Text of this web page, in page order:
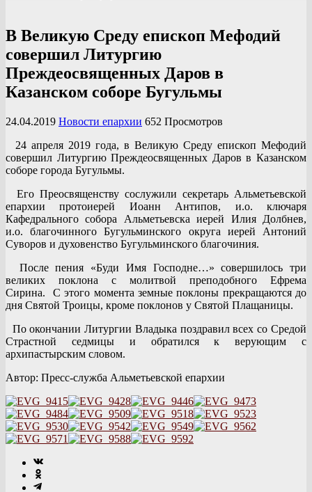
В Великую Среду епископ Мефодий
совершил Литургию
Преждеосвященных Даров в
Казанском соборе Бугульмы
24.04.2019 Новости епархии 652 Просмотров
24 апреля 2019 года, в Великую Среду епископ Мефодий
совершил Литургию Преждеосвященных Даров в Казанском
соборе города Бугульмы.
Его Преосвященству сослужили секретарь Альметьевской
епархии протоиерей Иоанн Антипов, и.о. ключаря
Кафедрального собора Альметьевска иерей Илия Долбнев,
и.о. благочинного Бугульминского округа иерей Антоний
Суворов и духовенство Бугульминского благочиния.
После пения «Буди Имя Господне…» совершилось три
великих поклона с молитвой преподобного Ефрема
Сирина. С этого момента земные поклоны прекращаются до
дня Святой Троицы, кроме поклонов у Святой Плащаницы.
По окончании Литургии Владыка поздравил всех со Средой
Страстной седмицы и обратился к верующим с
архипастырским словом.
Автор: Пресс-служба Альметьевской епархии